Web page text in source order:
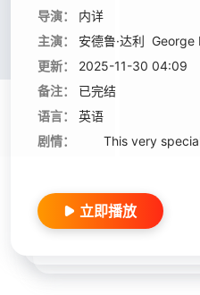
导演：
内详
主演：
安德鲁·达利 George
更新：
2025-11-30 04:09
备注：
已完结
语言：
英语
剧情：
This very special
立即播放